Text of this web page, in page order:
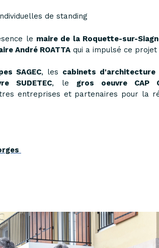
de standing
le maire de la Roquette-sur-
André ROATTA qui a impulsé ce projet
SAGEC, les cabinets d'architecture
SUDETEC, le gros oeuvre CAP
entreprises et partenaires pour la